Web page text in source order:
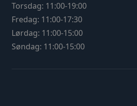
Torsdag: 11:00-19:00
Fredag: 11:00-17:30
Lørdag: 11:00-15:00
Søndag: 11:00-15:00